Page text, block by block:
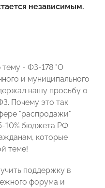
независимым.
- ФЗ-178 "О
и муниципального
нашу просьбу о
Почему это так
"распродажи"
10% бюджета РФ
которые
теме!
поддержку в
форума и